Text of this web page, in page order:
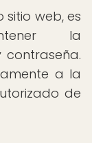
web, es
la
a la
de